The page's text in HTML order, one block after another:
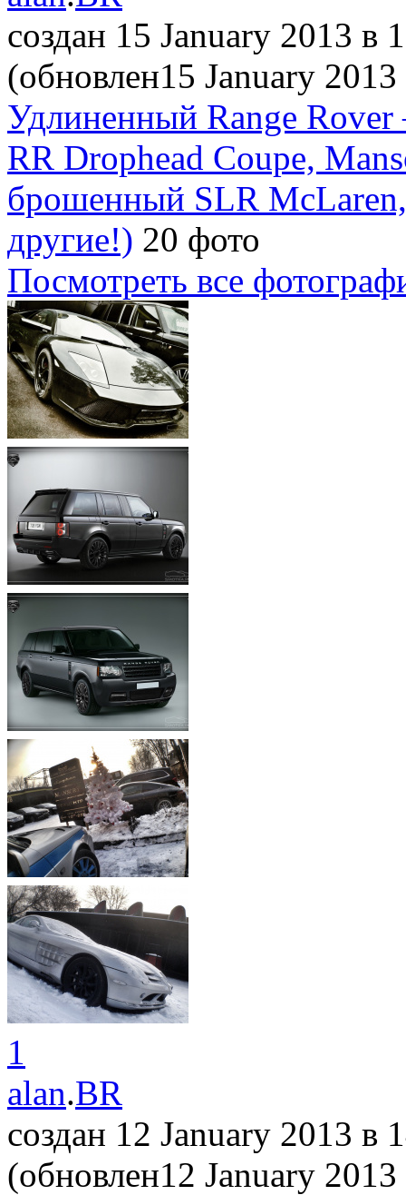
создан 15 January 2013 в
(обновлен15 January 2013
Удлиненный Range Rover
RR Drophead Coupe,
брошенный SLR
другие!) 20 фото
Посмотреть все
1
alan.BR
создан 12 January 2013 в
(обновлен12 January 2013